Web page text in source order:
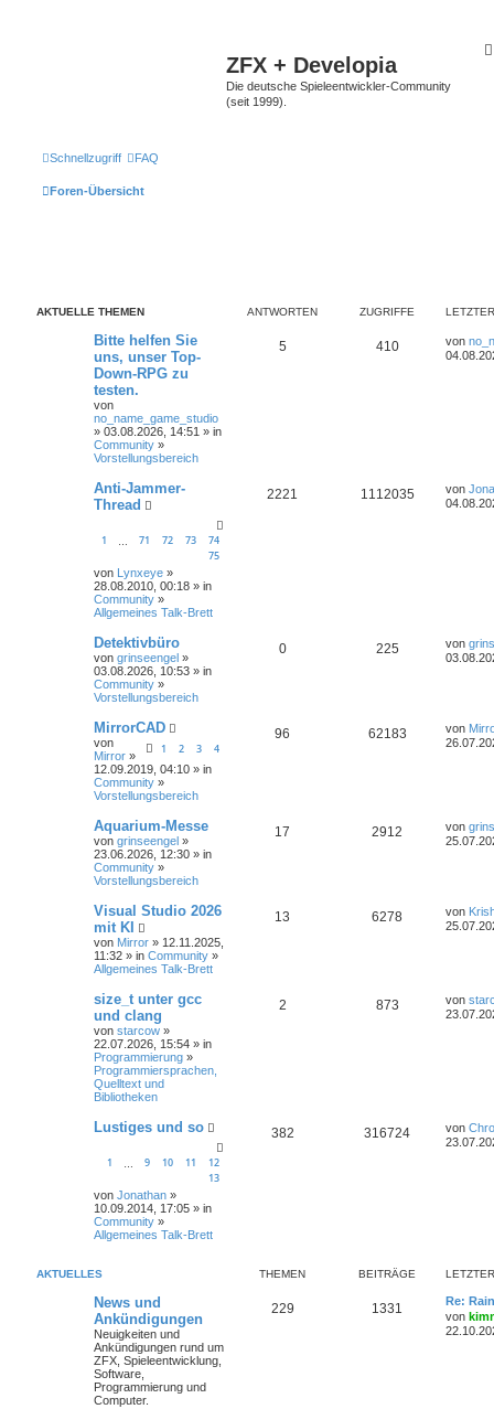
ZFX + Developia
Die deutsche Spieleentwickler-Community
(seit 1999).
Schnellzugriff FAQ
Foren-Übersicht
AKTUELLE THEMEN ANTWORTEN ZUGRIFFE
Bitte helfen Sie
uns, unser Top-
Down-RPG zu
testen.
von
no_name_game_studio
» 03.08.2026, 14:51 » in
Community »
Vorstellungsbereich
5 410 von
Anti-Jammer-
Thread
1 71 72 73
74
75
von Lynxeye »
28.08.2010, 00:18 » in
Community »
Allgemeines Talk-Brett
2221 1112035 von
Detektivbüro
von grinseengel »
03.08.2026, 10:53 » in
Community »
Vorstellungsbereich
0 225 von
MirrorCAD
1 2 3 4
von
Mirror »
12.09.2019, 04:10 » in
Community »
Vorstellungsbereich
96 62183 von
Aquarium-Messe
von grinseengel »
23.06.2026, 12:30 » in
Community »
Vorstellungsbereich
17 2912 von
Visual Studio 2026
mit KI
von Mirror » 12.11.2025,
11:32 » in Community »
Allgemeines Talk-Brett
13 6278 von
size_t unter gcc
und clang
von starcow »
22.07.2026, 15:54 » in
Programmierung »
Programmiersprachen,
Quelltext und
Bibliotheken
2 873 von
Lustiges und so
1 9 10 11
12
13
von Jonathan »
10.09.2014, 17:05 » in
Community »
Allgemeines Talk-Brett
382 316724 von
AKTUELLES THEMEN BEITRÄGE
News und
Ankündigungen
Neuigkeiten und
Ankündigungen rund um
ZFX, Spieleentwicklung,
Software,
Programmierung und
Computer.
229 1331
Re:
von